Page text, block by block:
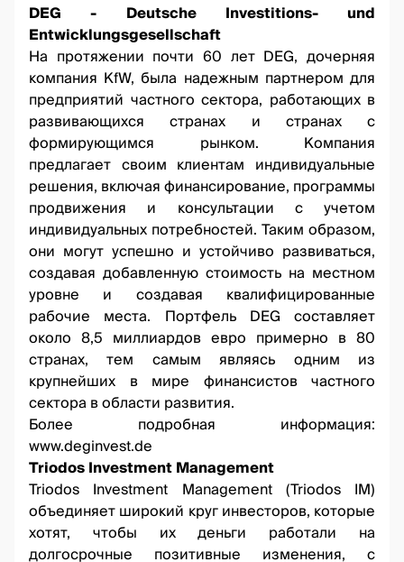
DEG - Deutsche Investitions- und
Entwicklungsgesellschaft
На протяжении почти 60 лет DEG, дочерняя
компания KfW, была надежным партнером для
предприятий частного сектора, работающих в
развивающихся странах и странах с
формирующимся рынком. Компания
предлагает своим клиентам индивидуальные
решения, включая финансирование, программы
продвижения и консультации с учетом
индивидуальных потребностей. Таким образом,
они могут успешно и устойчиво развиваться,
создавая добавленную стоимость на местном
уровне и создавая квалифицированные
рабочие места. Портфель DEG составляет
около 8,5 миллиардов евро примерно в 80
странах, тем самым являясь одним из
крупнейших в мире финансистов частного
сектора в области развития.
Более подробная информация:
www.deginvest.de
Triodos Investment Management
Triodos Investment Management (Triodos IM)
объединяет широкий круг инвесторов, которые
хотят, чтобы их деньги работали на
долгосрочные позитивные изменения, с